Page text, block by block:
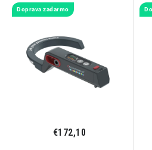
Doprava zadarmo
€172,10